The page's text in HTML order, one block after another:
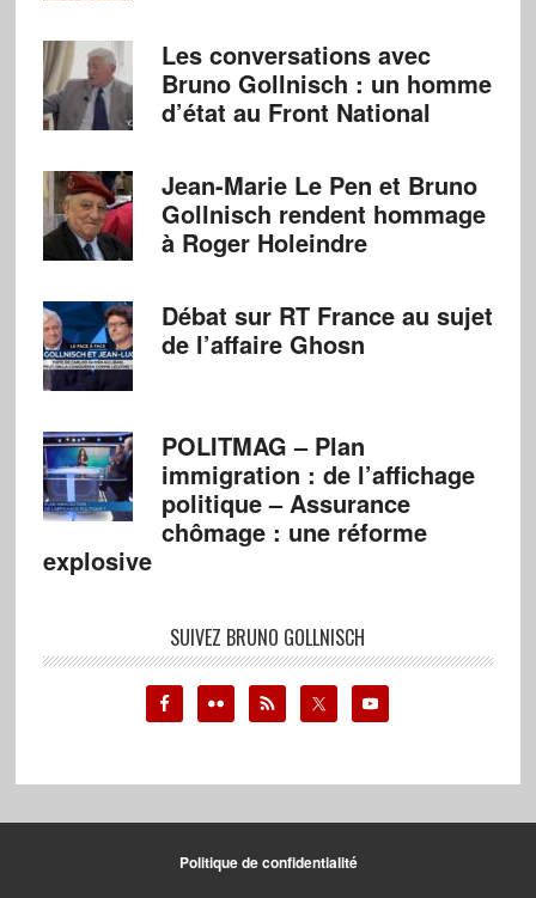
Les conversations avec
Bruno Gollnisch : un homme
d’état au Front National
Jean-Marie Le Pen et Bruno
Gollnisch rendent hommage
à Roger Holeindre
Débat sur RT France au sujet
de l’affaire Ghosn
POLITMAG – Plan
immigration : de l’affichage
politique – Assurance
chômage : une réforme
explosive
SUIVEZ BRUNO GOLLNISCH
Politique de confidentialité